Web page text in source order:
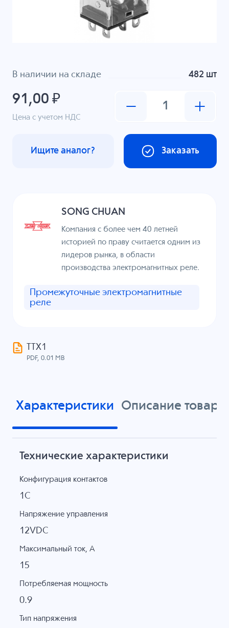
В наличии на складе 482 шт
91,00 ₽
Цена с учетом НДС
Заказать
Ищите аналог?
SONG CHUAN
Компания с более чем 40 летней
историей по праву считается одним из
лидеров рынка, в области
производства электромагнитных реле.
Промежуточные электромагнитные
реле
ТТХ1
PDF, 0.01 MB
Характеристики Описание товара
Технические характеристики
Конфигурация контактов
1C
Напряжение управления
12VDC
Максимальный ток, А
15
Потребляемая мощность
0.9
Тип напряжения